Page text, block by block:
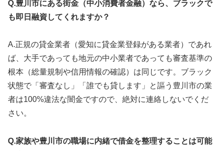
Q.豊川市にある街金（中小消費者金融）なら、ブラックで
も即日融資してくれますか？
A.正規の貸金業者（愛知に貸金業登録がある業者）であれ
ば、大手であっても地元の中小業者であっても審査基準の
根本（総量規制や信用情報の確認）は同じです。ブラック
状態で「審査なし」「誰でも貸します」と謳う豊川市の業
者は100%違法な闇金ですので、絶対に連絡しないでくだ
さい。
Q.家族や豊川市の職場に内緒で借金を整理することは可能